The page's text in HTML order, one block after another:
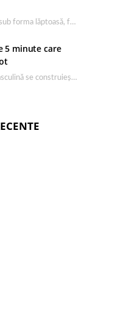
Un leave in sub forma lăptoasă, fără clătire care completează rutina Ultimate Smooth și transformă…
5 minute care
Eleganța masculină se construiește dimineața, în câteva minute și cu produsele potrivite. O rutină de…